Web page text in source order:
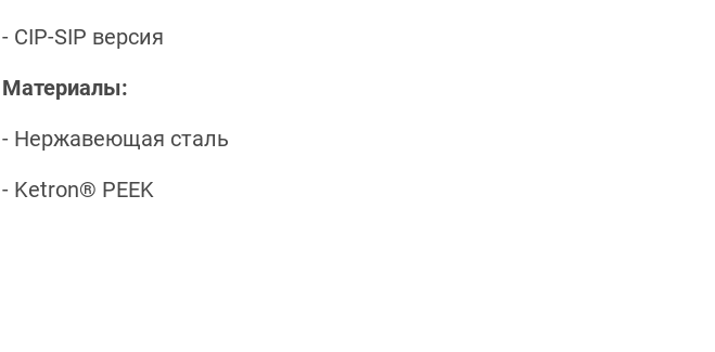
- CIP-SIP версия
Материалы:
- Нержавеющая сталь
- Ketron® PEEK